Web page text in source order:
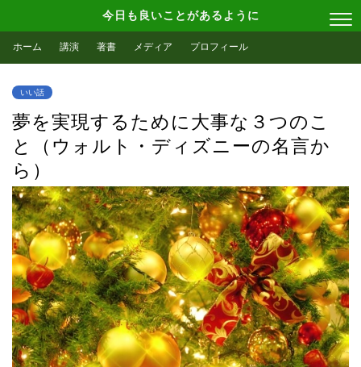
今日も良いことがあるように
ホーム 講演 著書 メディア プロフィール
いい話
夢を実現するために大事な３つのこ
と（ウォルト・ディズニーの名言か
ら）